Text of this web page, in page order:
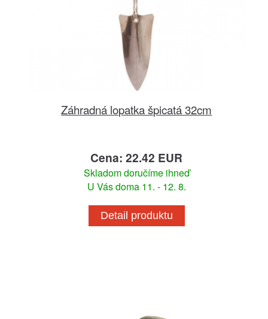
Záhradná lopatka špicatá 32cm
Cena: 22.42 EUR
Skladom doručíme ihneď
U Vás doma 11. - 12. 8.
Detail produktu